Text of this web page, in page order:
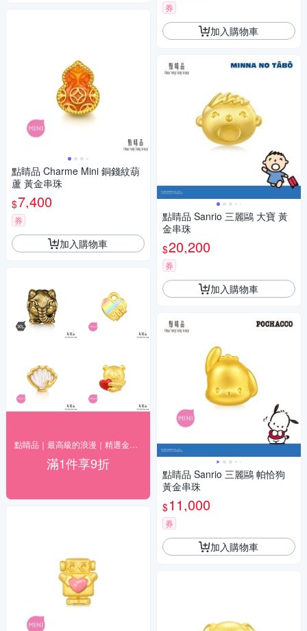
點睛品 Charme Mini 銅錢紋葫
蘆 黃金串珠
$7,400
券
加入購物車
滿1件享9折
券
加入購物車
點睛品 Sanrio 三麗鷗 大寶 黃
金串珠
$20,200
券
加入購物車
點睛品 Sanrio 三麗鷗 帕恰狗
黃金串珠
$11,000
券
加入購物車